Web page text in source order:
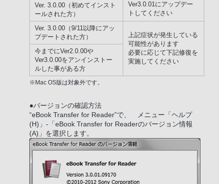
Ver3.0.01にアップデー
トしてください
Ver. 3.0.00（初めてインスト
ールされた方）
Ver. 3.0.00（9/11以降にアッ
プデートされた方）
上記症状が発生している
可能性があります
必要に応じて下記修復を
実施してください
今までにVer2.0.00や
Ver3.0.00をアンインストー
ルした事がある方
※Mac OS版は対象外です。
●バージョンの確認方法
“eBook Transfer for Reader”で、 メニュー「ヘルプ
(H)」-「eBook Transfer for Readerのバージョン情報
(A)」を選択します。